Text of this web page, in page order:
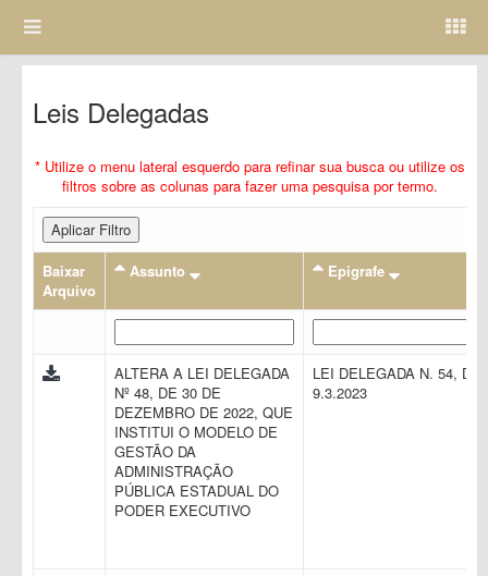
Leis Delegadas
* Utilize o menu lateral esquerdo para refinar sua busca ou utilize os
filtros sobre as colunas para fazer uma pesquisa por termo.
Aplicar Filtro
Baixar
Arquivo
Assunto Epigrafe
ALTERA A LEI DELEGADA
Nº 48, DE 30 DE
DEZEMBRO DE 2022, QUE
INSTITUI O MODELO DE
GESTÃO DA
ADMINISTRAÇÃO
PÚBLICA ESTADUAL DO
PODER EXECUTIVO
LEI DELEGADA N. 54, DE
9.3.2023